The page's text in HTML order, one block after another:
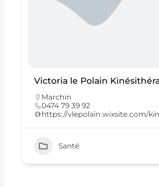
Victoria le Polain
Marchin
0474 79 39 92
https://vlepolain.wixsite.com/
Santé